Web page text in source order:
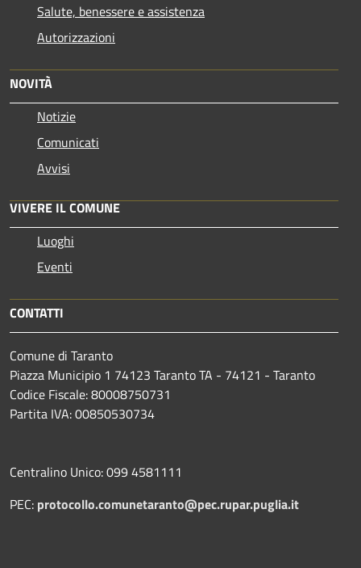
Salute, benessere e assistenza
Autorizzazioni
NOVITÀ
Notizie
Comunicati
Avvisi
VIVERE IL COMUNE
Luoghi
Eventi
CONTATTI
Comune di Taranto
Piazza Municipio 1 74123 Taranto TA - 74121 - Taranto
Codice Fiscale: 80008750731
Partita IVA: 00850530734
Centralino Unico: 099 4581111
PEC: protocollo.comunetaranto@pec.rupar.puglia.it